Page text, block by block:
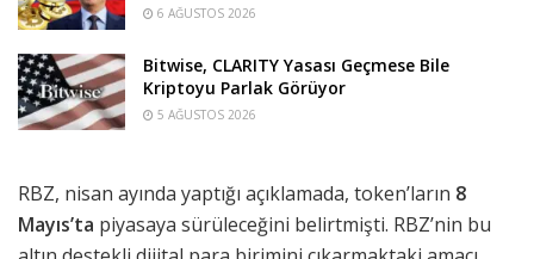
6 AĞUSTOS 2026
Bitwise, CLARITY Yasası Geçmese Bile
Kriptoyu Parlak Görüyor
5 AĞUSTOS 2026
RBZ, nisan ayında yaptığı açıklamada, token’ların 8
Mayıs’ta piyasaya sürüleceğini belirtmişti. RBZ’nin bu